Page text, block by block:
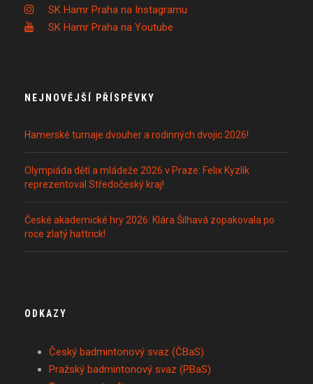
SK Hamr Praha na Instagramu
SK Hamr Praha na Youtube
NEJNOVĚJŠÍ PŘÍSPĚVKY
Hamerské turnaje dvouher a rodinných dvojic 2026!
Olympiáda dětí a mládeže 2026 v Praze: Felix Kyzlík
reprezentoval Středočeský kraj!
České akademické hry 2026: Klára Šilhavá zopakovala po
roce zlatý hattrick!
ODKAZY
Český badmintonový svaz (ČBaS)
Pražský badmintonový svaz (PBaS)